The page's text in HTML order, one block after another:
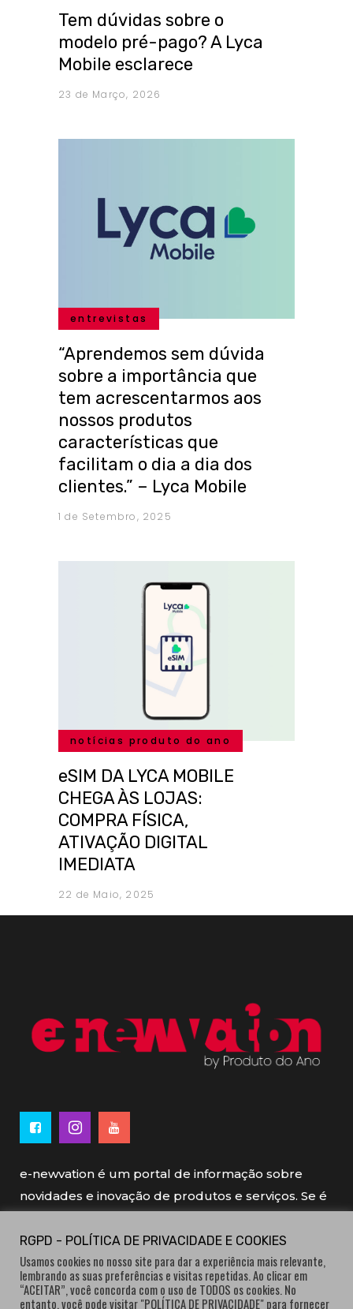
Tem dúvidas sobre o
modelo pré-pago? A Lyca
Mobile esclarece
23 de Março, 2026
entrevistas
“Aprendemos sem dúvida
sobre a importância que
tem acrescentarmos aos
nossos produtos
características que
facilitam o dia a dia dos
clientes.” – Lyca Mobile
1 de Setembro, 2025
notícias produto do ano
eSIM DA LYCA MOBILE
CHEGA ÀS LOJAS:
COMPRA FÍSICA,
ATIVAÇÃO DIGITAL
IMEDIATA
22 de Maio, 2025
e-newvation é um portal de informação sobre
novidades e inovação de produtos e serviços. Se é
e-newvation tem o patrocínio do “Produto do
Ano”, o prémio de inovação atribuído por
RGPD - POLÍTICA DE PRIVACIDADE E COOKIES
Usamos cookies no nosso site para dar a experiência mais relevante,
lembrando as suas preferências e visitas repetidas. Ao clicar em
“ACEITAR”, você concorda com o uso de TODOS os cookies. No
entanto, você pode visitar "POLÍTICA DE PRIVACIDADE" para fornecer